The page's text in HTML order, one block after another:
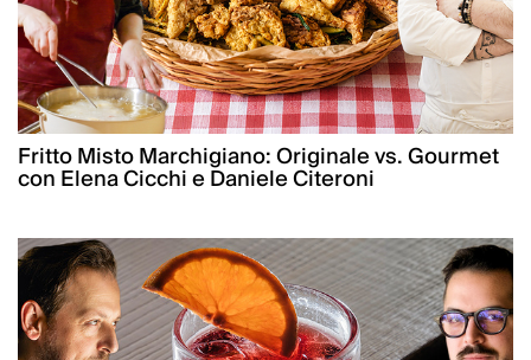
Fritto Misto Marchigiano: Originale vs. Gourmet
con Elena Cicchi e Daniele Citeroni